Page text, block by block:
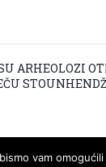
ARHEOLOZI
vam